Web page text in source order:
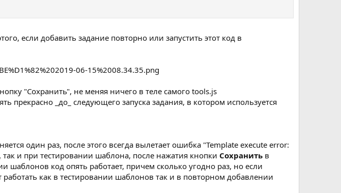
если добавить задание повторно или запустить этот код в
"Сохранить", не меняя ничего в теле самого tools.js
прекрасно _до_ следующего запуска задания, в котором используется
один раз, после этого всегда вылетает ошибка "Template execute error:
и при тестировании шаблона, после нажатия кнопки Сохранить в
шаблонов код опять работает, причем сколько угодно раз, но если
работать как в тестировании шаблонов так и в повторном добавлении